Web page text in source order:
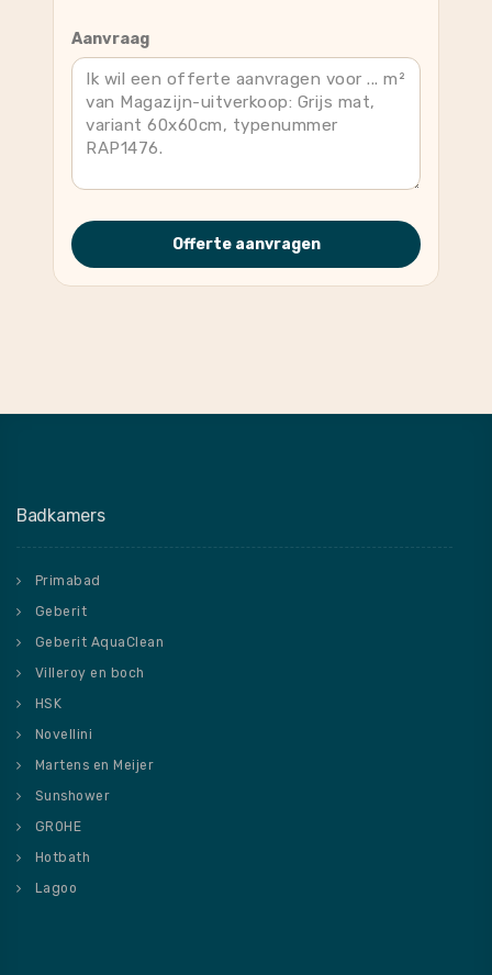
Aanvraag
Offerte aanvragen
Badkamers
Primabad
Geberit
Geberit AquaClean
Villeroy en boch
HSK
Novellini
Martens en Meijer
Sunshower
GROHE
Hotbath
Lagoo